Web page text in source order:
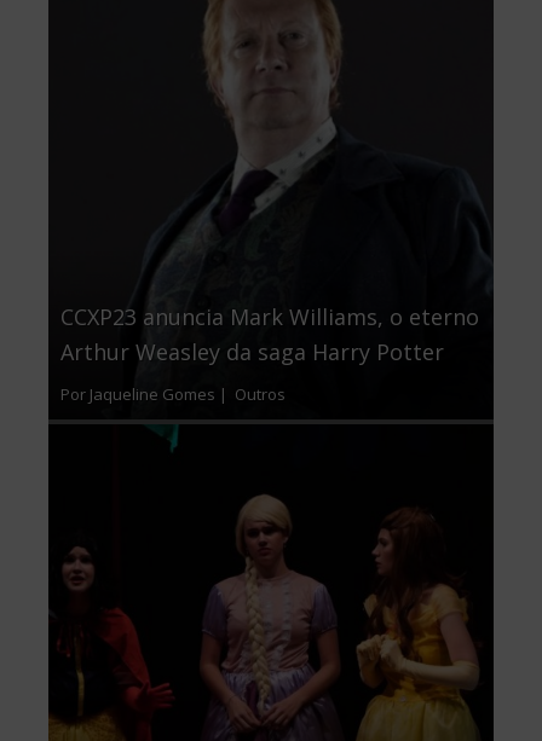
CCXP23 anuncia Mark Williams, o eterno
Arthur Weasley da saga Harry Potter
Por Jaqueline Gomes | Outros